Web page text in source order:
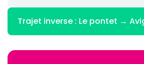
Trajet inverse : Le pontet →